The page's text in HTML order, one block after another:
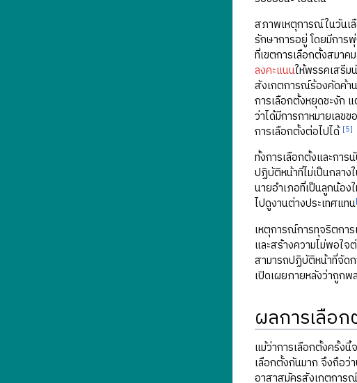
สภาพเหตุการณ์ในวันเ
รักษาการอยู่ โดยมีการ
ที่เขตการเลือกตั้งสมา
ลงคะแนนให้พรรคเสรีม
สังเกตการณ์ร้องคัดค้า
การเลือกตั้งหยุดชะงัก
ว่าได้มีการกาหมายเลข
การเลือกตั้งต่อไปได้[5]
ทั้งการเลือกตั้งและการ
ปฏิบัติหน้าที่ไม่เป็นกลาง
นายอำเภอที่เป็นลูกน้อง
ไปดูงานต่างประเทศแทน
เหตุการณ์การทุจริตกา
และสร้างความไม่พอใจ
สามารถปฏิบัติหน้าที่จัด
เปิดเผยภายหลังว่าถูกพ
ผลการเลือ
แม้ว่าการเลือกตั้งครั้ง
เลือกตั้งกันมาก จึงถือว่
อาสาสมัครสังเกตการณ์